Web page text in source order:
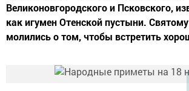
Великоновгородского и Псковского,
как игумен Отенской пустыни.
молились о том, чтобы встретить